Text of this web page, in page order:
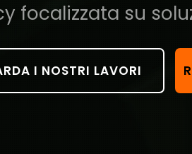
focalizzata su
I NOSTRI LAVORI